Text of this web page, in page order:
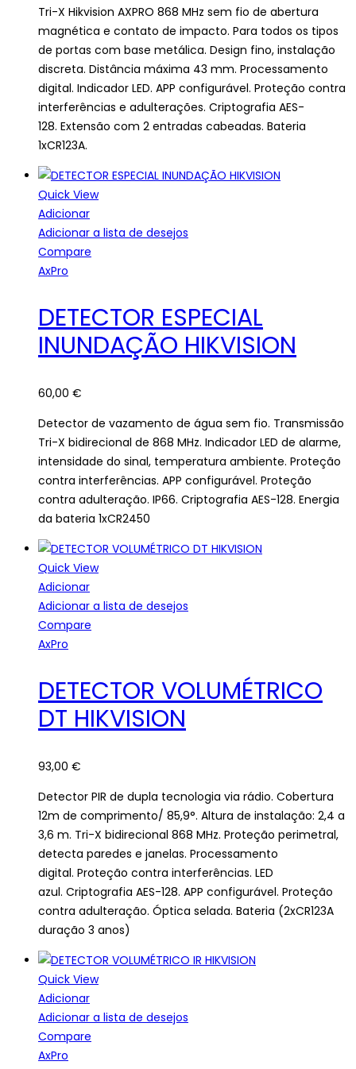
Tri-X Hikvision AXPRO 868 MHz sem fio de abertura
magnética e contato de impacto. Para todos os tipos
de portas com base metálica. Design fino, instalação
discreta. Distância máxima 43 mm. Processamento
digital. Indicador LED. APP configurável. Proteção contra
interferências e adulterações. Criptografia AES-
128. Extensão com 2 entradas cabeadas. Bateria
1xCR123A.
Quick View
Adicionar
Adicionar a lista de desejos
Compare
AxPro
DETECTOR ESPECIAL
INUNDAÇÃO HIKVISION
60,00 €
Detector de vazamento de água sem fio. Transmissão
Tri-X bidirecional de 868 MHz. Indicador LED de alarme,
intensidade do sinal, temperatura ambiente. Proteção
contra interferências. APP configurável. Proteção
contra adulteração. IP66. Criptografia AES-128. Energia
da bateria 1xCR2450
Quick View
Adicionar
Adicionar a lista de desejos
Compare
AxPro
DETECTOR VOLUMÉTRICO
DT HIKVISION
93,00 €
Detector PIR de dupla tecnologia via rádio. Cobertura
12m de comprimento/ 85,9°. Altura de instalação: 2,4 a
3,6 m. Tri-X bidirecional 868 MHz. Proteção perimetral,
detecta paredes e janelas. Processamento
digital. Proteção contra interferências. LED
azul. Criptografia AES-128. APP configurável. Proteção
contra adulteração. Óptica selada. Bateria (2xCR123A
duração 3 anos)
Quick View
Adicionar
Adicionar a lista de desejos
Compare
AxPro